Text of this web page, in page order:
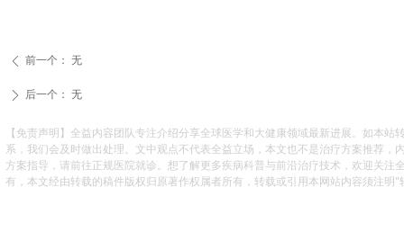
ꄴ 前一个： 无
ꄲ 后一个： 无
【免责声明】全益内容团队专注介绍分享全球医学和大健康领域最新进展。如本
系，我们会及时做出处理。文中观点不代表全益立场，本文也不是治疗方案推荐
方案指导，请前往正规医院就诊。想了解更多疾病科普与前沿治疗技术，欢迎关
有，本文经由转载的稿件版权归原著作权属者所有，转载或引用本网站内容须注